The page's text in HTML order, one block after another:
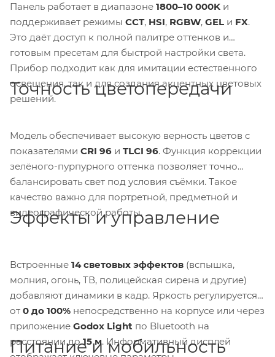
Панель работает в диапазоне 1800–10 000K и
поддерживает режимы CCT, HSI, RGBW, GEL и FX.
Это даёт доступ к полной палитре оттенков и
готовым пресетам для быстрой настройки света.
Прибор подходит как для имитации естественного
освещения, так и для создания акцентных цветовых
решений.
Точность цветопередачи
Модель обеспечивает высокую верность цветов с
показателями CRI 96 и TLCI 96. Функция коррекции
зелёного-пурпурного оттенка позволяет точно
балансировать свет под условия съёмки. Такое
качество важно для портретной, предметной и
видеографической работы.
Эффекты и управление
Встроенные 14 световых эффектов (вспышка,
молния, огонь, ТВ, полицейская сирена и другие)
добавляют динамики в кадр. Яркость регулируется
от 0 до 100% непосредственно на корпусе или через
приложение Godox Light по Bluetooth на
расстоянии до15 м. Информативный дисплей
Питание и мобильность